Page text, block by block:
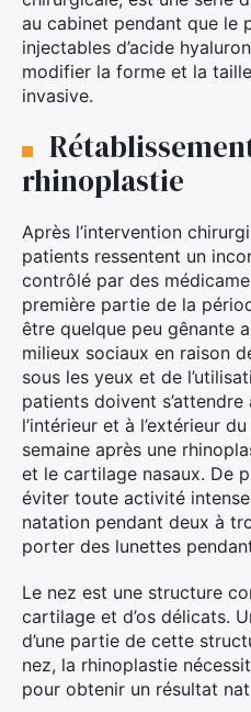
au cabinet pendant que le
injectables d’acide
modifier la forme et la
invasive.
rhinoplastie
Après l’intervention
patients ressentent un
contrôlé par des
première partie de la
être quelque peu gênante
milieux sociaux en raison
sous les yeux et de
patients doivent
l’intérieur et à l’extérieur
semaine après une
et le cartilage nasaux. De
éviter toute activité
natation pendant deux à
porter des lunettes
Le nez est une structure
cartilage et d’os délicats.
d’une partie de cette
nez, la rhinoplastie
pour obtenir un résultat